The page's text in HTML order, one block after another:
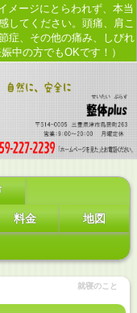
ージにとらわれず、本当
してください。頭痛、肩こ
症、その他の痛み、しびれ
中の方でもOKです！）
料金 地図
就寝のこと